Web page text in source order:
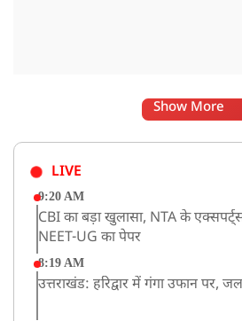
Show More
LIVE
9:20 AM
CBI का बड़ा खुलासा, NTA के
NEET-UG का पेपर
8:19 AM
उत्तराखंड: हरिद्वार में गंगा उफान पर,